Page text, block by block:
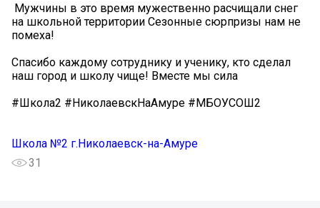
️ Мужчины в это время мужественно расчищали снег
на школьной территории Сезонные сюрпризы нам не
помеха!
Спасибо каждому сотруднику и ученику, кто сделал
наш город и школу чище! Вместе мы сила
#Школа2 #НиколаевскНаАмуре #МБОУСОШ2
Школа №2 г.Николаевск-на-Амуре
31